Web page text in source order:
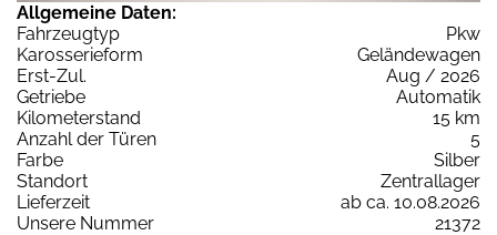
Allgemeine Daten:
Fahrzeugtyp
Pkw
Karosserieform
Geländewagen
Erst-Zul.
Aug / 2026
Getriebe
Automatik
Kilometerstand
15 km
Anzahl der Türen
5
Farbe
Silber
Standort
Zentrallager
Lieferzeit
ab ca. 10.08.2026
Unsere Nummer
21372